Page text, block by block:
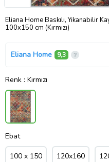
Eliana Home Baskılı, Yıkanabilir
100x150 cm (Kırmızı)
Eliana Home 9,3
Renk : Kırmızı
Ebat
100 x 150 120x160